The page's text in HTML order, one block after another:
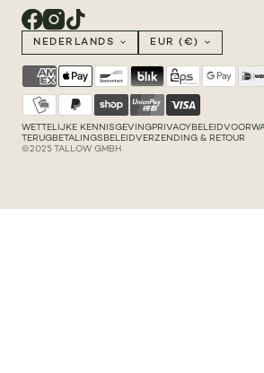
NEDERLANDS EUR (€)
WETTELIJKE KENNISGEVINGPRIVACYBELEID
TERUGBETALINGSBELEIDVERZENDING & RETOUR
©2025 TALLOW GMBH